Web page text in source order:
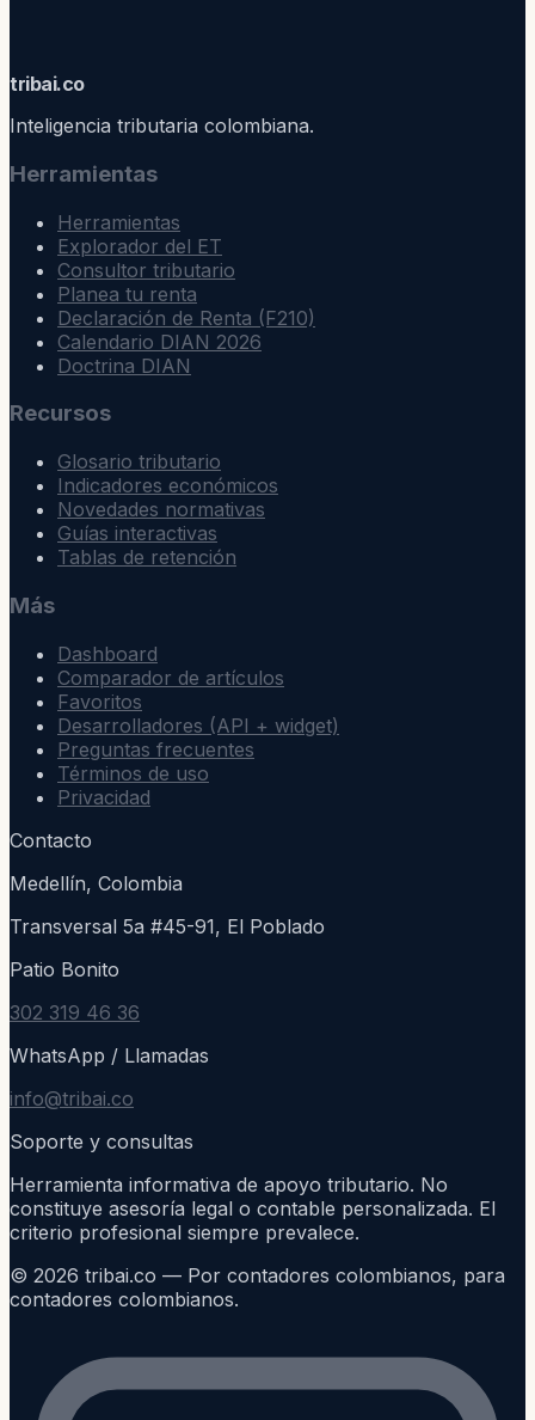
tribai.co
Inteligencia tributaria colombiana.
Herramientas
Herramientas
Explorador del ET
Consultor tributario
Planea tu renta
Declaración de Renta (F210)
Calendario DIAN 2026
Doctrina DIAN
Recursos
Glosario tributario
Indicadores económicos
Novedades normativas
Guías interactivas
Tablas de retención
Más
Dashboard
Comparador de artículos
Favoritos
Desarrolladores (API + widget)
Preguntas frecuentes
Términos de uso
Privacidad
Contacto
Medellín, Colombia
Transversal 5a #45-91, El Poblado
Patio Bonito
302 319 46 36
WhatsApp / Llamadas
info@tribai.co
Soporte y consultas
Herramienta informativa de apoyo tributario. No
constituye asesoría legal o contable personalizada. El
criterio profesional siempre prevalece.
© 2026 tribai.co — Por contadores colombianos, para
contadores colombianos.